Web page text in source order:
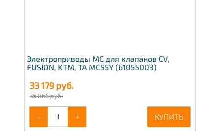
Электроприводы МС для клапанов CV,
FUSION, KTM, TA МС55Y (61055003)
33 179 руб.
36 866 руб.
- + КУПИТЬ